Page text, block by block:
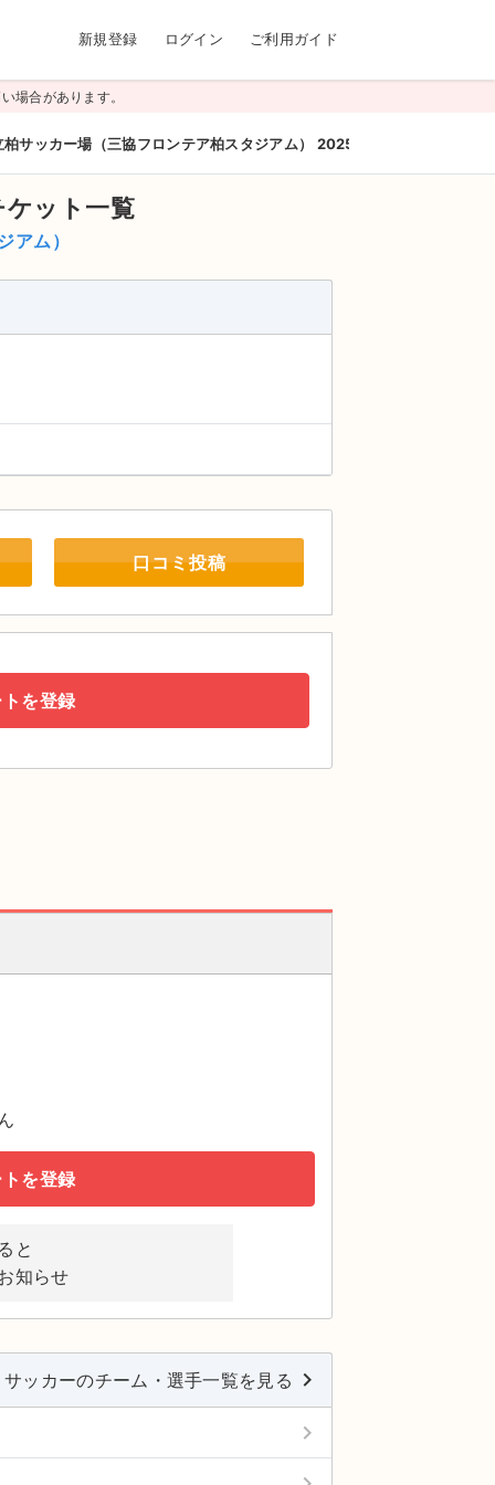
新規登録 ログイン ご利用ガイド
場合があります。
柏サッカー場（三協フロンテア柏スタジアム） 2025/05/10(土)
ケット一覧
アム）
口コミ投稿
を登録
を登録
と
知らせ
サッカーのチーム・選手一覧を見る keyboard_arrow_right
keyboard_arrow_right